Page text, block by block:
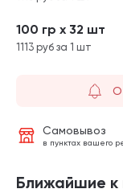
100 гр х 32 шт
1113 руб за 1 шт
Самовывоз
в пунктах вашего
Ближайшие к